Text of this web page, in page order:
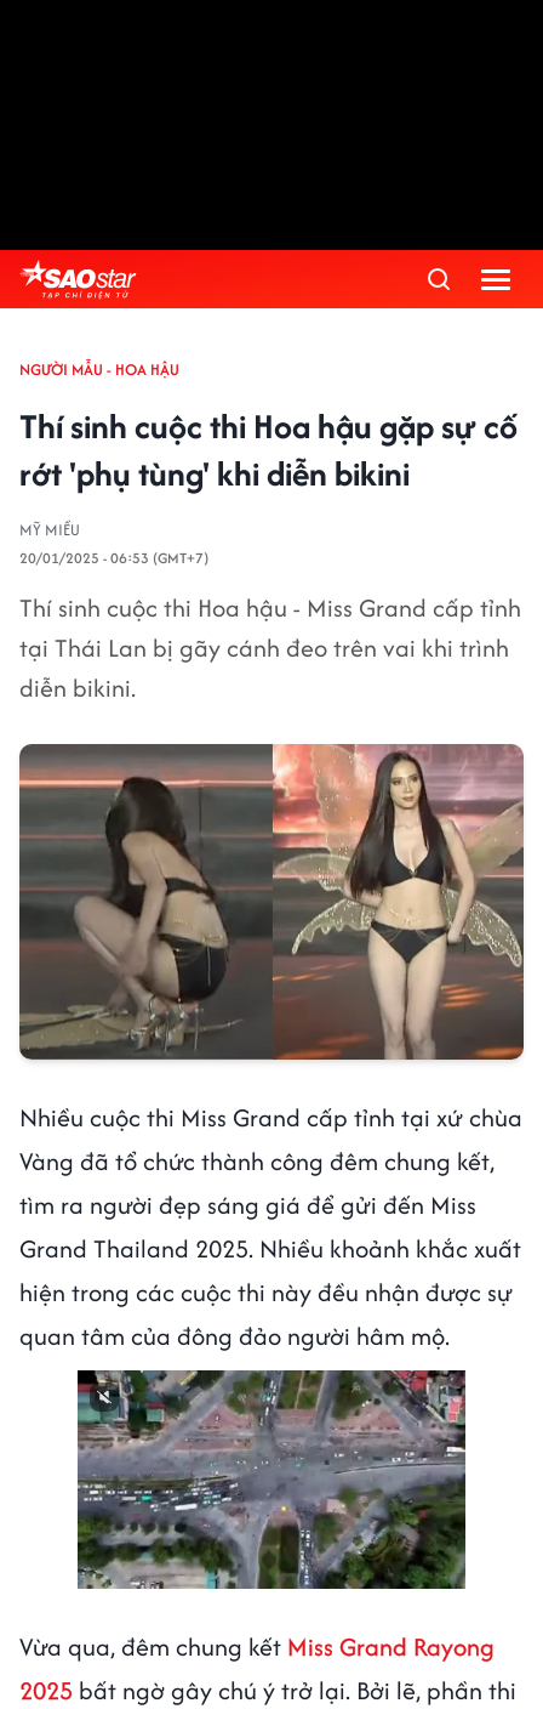
NGƯỜI MẪU - HOA HẬU
Thí sinh cuộc thi Hoa hậu gặp sự cố
rớt 'phụ tùng' khi diễn bikini
MỸ MIỀU
20/01/2025 - 06:53 (GMT+7)
Thí sinh cuộc thi Hoa hậu - Miss Grand cấp tỉnh
tại Thái Lan bị gãy cánh đeo trên vai khi trình
diễn bikini.
Nhiều cuộc thi Miss Grand cấp tỉnh tại xứ chùa
Vàng đã tổ chức thành công đêm chung kết,
tìm ra người đẹp sáng giá để gửi đến Miss
Grand Thailand 2025. Nhiều khoảnh khắc xuất
hiện trong các cuộc thi này đều nhận được sự
quan tâm của đông đảo người hâm mộ.
Vừa qua, đêm chung kết Miss Grand Rayong
2025 bất ngờ gây chú ý trở lại. Bởi lẽ, phần thi